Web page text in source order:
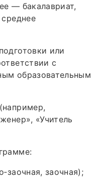
— бакалавриат,
или
с
образовательным
«Учитель
заочная);